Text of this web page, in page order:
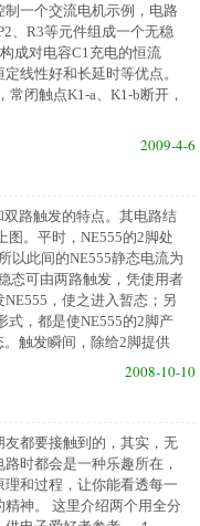
一个交流电机示例，电路
、R3等元件组成一个无稳
成对电容C1充电的恒流
线性好和长延时等优点。
闭触点K1-a、K1-b断开，
2009-4-6
双路触发的特点。其电路结
图。平时，NE555的2脚处
以此间的NE555静态电流为
态可由两路触发，凭使用者
，使之进入暂态；另
式，都是使NE555的2脚产
触发瞬间，除给2脚提供
2008-10-10
都要接触到的，其实，无
时都会是一种乐趣所在，
和过程，让你能看透每一
神。 这里介绍两个用全分